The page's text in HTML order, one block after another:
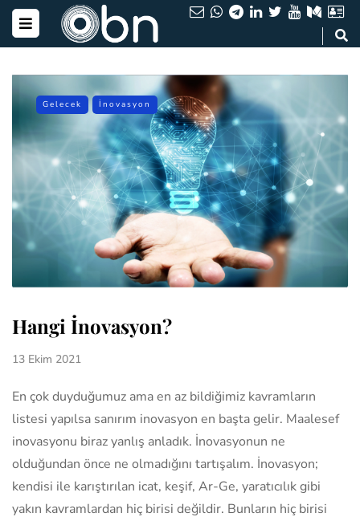
Gelecek İnovasyon
Hangi İnovasyon?
13 Ekim 2021
En çok duyduğumuz ama en az bildiğimiz kavramların
listesi yapılsa sanırım inovasyon en başta gelir. Maalesef
inovasyonu biraz yanlış anladık. İnovasyonun ne
olduğundan önce ne olmadığını tartışalım. İnovasyon;
kendisi ile karıştırılan icat, keşif, Ar-Ge, yaratıcılık gibi
yakın kavramlardan hiç birisi değildir. Bunların hiç birisi